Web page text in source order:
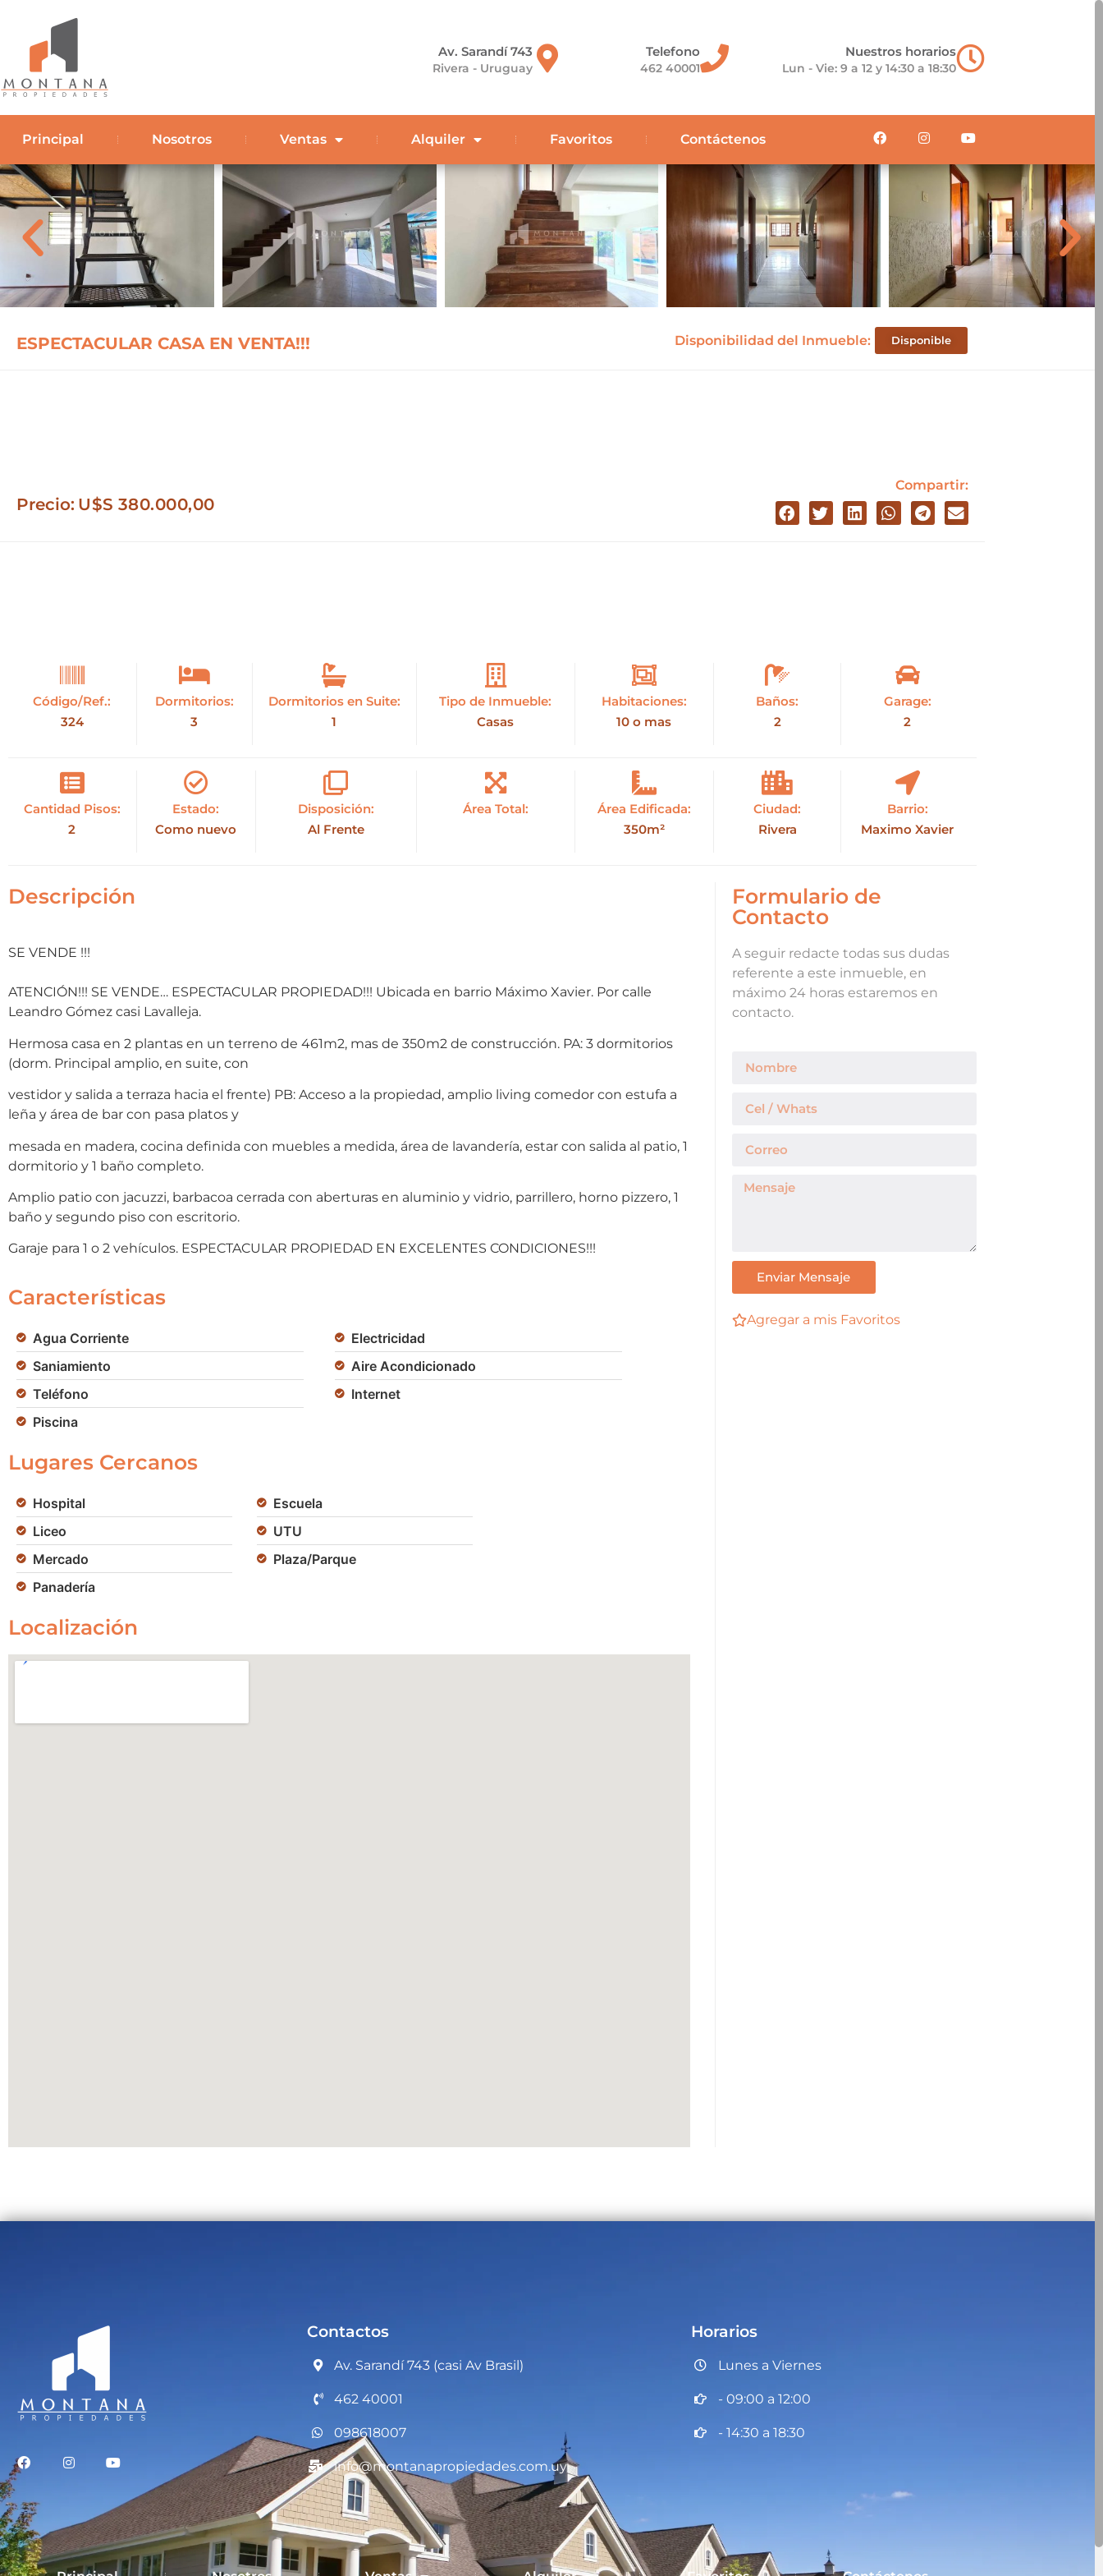
Av. Sarandí 743
Rivera - Uruguay
Telefono
462 40001
Nuestros horarios
Lun - Vie: 9 a 12 y 14:30 a 18:30
Principal Nosotros Ventas Alquiler Favoritos Contáctenos
ESPECTACULAR CASA EN VENTA!!! Disponibilidad del Inmueble: Disponible
Precio: U$S 380.000,00
Compartir:
Código/Ref.:
324
Dormitorios:
3
Dormitorios en Suite:
1
Tipo de Inmueble:
Casas
Habitaciones:
10 o mas
Baños:
2
Garage:
2
Cantidad Pisos:
2
Estado:
Como nuevo
Disposición:
Al Frente
Área Total:
Área Edificada:
350m²
Ciudad:
Rivera
Barrio:
Maximo Xavier
Descripción
SE VENDE !!!
ATENCIÓN!!! SE VENDE… ESPECTACULAR PROPIEDAD!!! Ubicada en barrio Máximo Xavier. Por calle
Leandro Gómez casi Lavalleja.
Hermosa casa en 2 plantas en un terreno de 461m2, mas de 350m2 de construcción. PA: 3 dormitorios
(dorm. Principal amplio, en suite, con
vestidor y salida a terraza hacia el frente) PB: Acceso a la propiedad, amplio living comedor con estufa a
leña y área de bar con pasa platos y
mesada en madera, cocina definida con muebles a medida, área de lavandería, estar con salida al patio, 1
dormitorio y 1 baño completo.
Amplio patio con jacuzzi, barbacoa cerrada con aberturas en aluminio y vidrio, parrillero, horno pizzero, 1
baño y segundo piso con escritorio.
Garaje para 1 o 2 vehículos. ESPECTACULAR PROPIEDAD EN EXCELENTES CONDICIONES!!!
Características
Agua Corriente
Electricidad
Saniamiento
Aire Acondicionado
Teléfono
Internet
Piscina
Lugares Cercanos
Hospital
Escuela
Liceo
UTU
Mercado
Plaza/Parque
Panadería
Localización
Formulario de
Contacto
A seguir redacte todas sus dudas
referente a este inmueble, en
máximo 24 horas estaremos en
contacto.
Enviar Mensaje
Agregar a mis Favoritos
Contactos
Av. Sarandí 743 (casi Av Brasil)
462 40001
098618007
info@montanapropiedades.com.uy
Horarios
Lunes a Viernes
- 09:00 a 12:00
- 14:30 a 18:30